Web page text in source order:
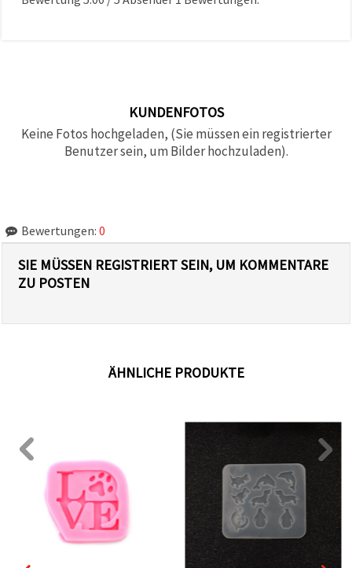
KUNDENFOTOS
Keine Fotos hochgeladen, (Sie müssen ein registrierter
Benutzer sein, um Bilder hochzuladen).
Bewertungen: 0
SIE MÜSSEN REGISTRIERT SEIN, UM KOMMENTARE
ZU POSTEN
ÄHNLICHE PRODUKTE